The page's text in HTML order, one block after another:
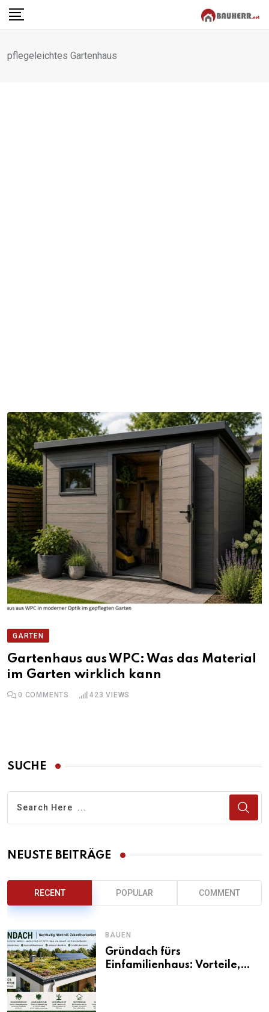
Skip
pflegeleichtes Gartenhaus
GARTEN
Gartenhaus aus WPC: Was das Material
im Garten wirklich kann
0 COMMENTS 423 VIEWS
SUCHE
NEUSTE BEITRÄGE
RECENT POPULAR COMMENT
BAUEN
Gründach fürs
Einfamilienhaus: Vorteile,